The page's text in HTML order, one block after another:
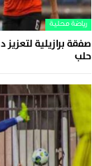
رياضة محلية
صفقة برازيلية لتعزيز
حلب